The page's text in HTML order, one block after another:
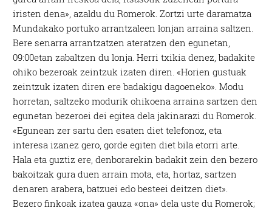
iristen dena», azaldu du Romerok. Zortzi urte daramatza
Mundakako portuko arrantzaleen lonjan arraina saltzen.
Bere senarra arrantzatzen ateratzen den egunetan,
09:00etan zabaltzen du lonja. Herri txikia denez, badakite
ohiko bezeroak zeintzuk izaten diren. «Horien gustuak
zeintzuk izaten diren ere badakigu dagoeneko». Modu
horretan, saltzeko modurik ohikoena arraina sartzen den
egunetan bezeroei dei egitea dela jakinarazi du Romerok.
«Egunean zer sartu den esaten diet telefonoz, eta
interesa izanez gero, gorde egiten diet bila etorri arte.
Hala eta guztiz ere, denborarekin badakit zein den bezero
bakoitzak gura duen arrain mota, eta, hortaz, sartzen
denaren arabera, batzuei edo besteei deitzen diet».
Bezero finkoak izatea gauza «ona» dela uste du Romerok;